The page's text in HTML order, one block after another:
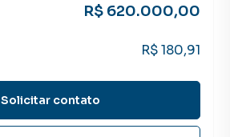
R$ 620.000,00
R$ 180,91
Solicitar contato